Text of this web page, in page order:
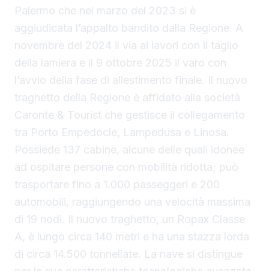
Palermo che nel marzo del 2023 si è
aggiudicata l’appalto bandito dalla Regione. A
novembre del 2024 il via ai lavori con il taglio
della lamiera e il 9 ottobre 2025 il varo con
l’avvio della fase di allestimento finale. Il nuovo
traghetto della Regione è affidato alla società
Caronte & Tourist che gestisce il collegamento
tra Porto Empedocle, Lampedusa e Linosa.
Possiede 137 cabine, alcune delle quali idonee
ad ospitare persone con mobilità ridotta; può
trasportare fino a 1.000 passeggeri e 200
automobili, raggiungendo una velocità massima
di 19 nodi. Il nuovo traghetto, un Ropax Classe
A, è lungo circa 140 metri e ha una stazza lorda
di circa 14.500 tonnellate. La nave si distingue